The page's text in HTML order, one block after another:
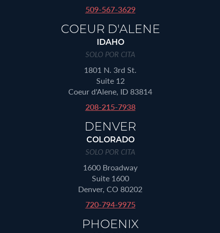
509-567-3629
COEUR D'ALENE
IDAHO
SOLO POR CITA
1801 N. 3rd St.
Suite 12
Coeur d'Alene, ID 83814
208-215-7938
DENVER
COLORADO
SOLO POR CITA
1600 Broadway
Suite 1600
Denver, CO 80202
720-794-9975
PHOENIX